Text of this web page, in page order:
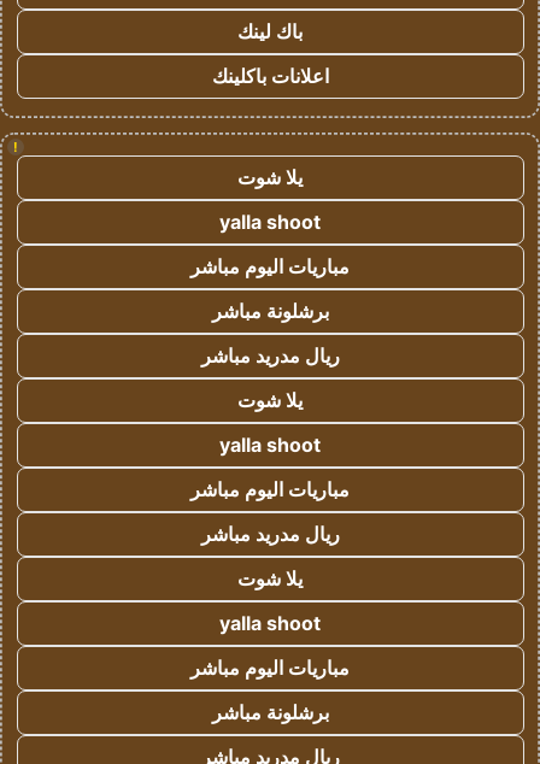
باك لينك
اعلانات باكلينك
!
يلا شوت
yalla shoot
مباريات اليوم مباشر
برشلونة مباشر
ريال مدريد مباشر
يلا شوت
yalla shoot
مباريات اليوم مباشر
ريال مدريد مباشر
يلا شوت
yalla shoot
مباريات اليوم مباشر
برشلونة مباشر
ريال مدريد مباشر